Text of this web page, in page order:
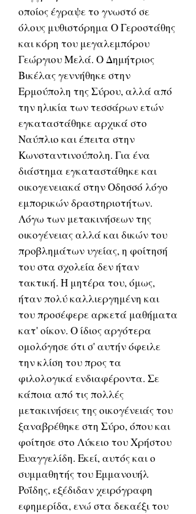
οποίος έγραψε το γνωστό σε
όλους μυθιστόρημα Ο Γεροστάθης
και κόρη του μεγαλεμπόρου
Γεώργιου Μελά. Ο Δημήτριος
Βικέλας γεννήθηκε στην
Ερμούπολη της Σύρου, αλλά από
την ηλικία των τεσσάρων ετών
εγκαταστάθηκε αρχικά στο
Ναύπλιο και έπειτα στην
Κωνσταντινούπολη. Για ένα
διάστημα εγκαταστάθηκε και
οικογενειακά στην Οδησσό λόγο
εμπορικών δραστηριοτήτων.
Λόγω των μετακινήσεων της
οικογένειας αλλά και δικών του
προβλημάτων υγείας, η φοίτησή
του στα σχολεία δεν ήταν
τακτική. Η μητέρα του, όμως,
ήταν πολύ καλλιεργημένη και
του προσέφερε αρκετά μαθήματα
κατ' οίκον. Ο ίδιος αργότερα
ομολόγησε ότι σ' αυτήν όφειλε
την κλίση του προς τα
φιλολογικά ενδιαφέροντα. Σε
κάποια από τις πολλές
μετακινήσεις της οικογένειάς του
ξαναβρέθηκε στη Σύρο, όπου και
φοίτησε στο Λύκειο του Χρήστου
Ευαγγελίδη. Εκεί, αυτός και ο
συμμαθητής του Εμμανουήλ
Ροΐδης, εξέδιδαν χειρόγραφη
εφημερίδα, ενώ στα δεκαέξι του